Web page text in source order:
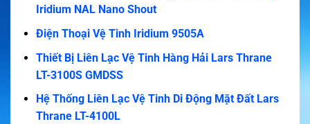
Iridium NAL Nano Shout
Điện Thoại Vệ Tinh Iridium 9505A
Thiết Bị Liên Lạc Vệ Tinh Hàng Hải Lars Thrane
LT-3100S GMDSS
Hệ Thống Liên Lạc Vệ Tinh Di Động Mặt Đất Lars
Thrane LT-4100L